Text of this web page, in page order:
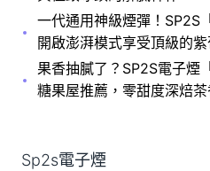
一代通用神級煙彈！SP2S
開啟澎湃模式享受頂級的
果香抽膩了？SP2S電子煙
糖果屋推薦，零甜度深焙
Sp2s電子煙